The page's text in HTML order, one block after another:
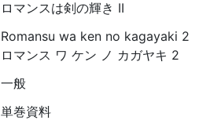
ロマンスは剣の輝き II
Romansu wa ken no kagayaki 2
ロマンス ワ ケン ノ カガヤキ 2
一般
単巻資料